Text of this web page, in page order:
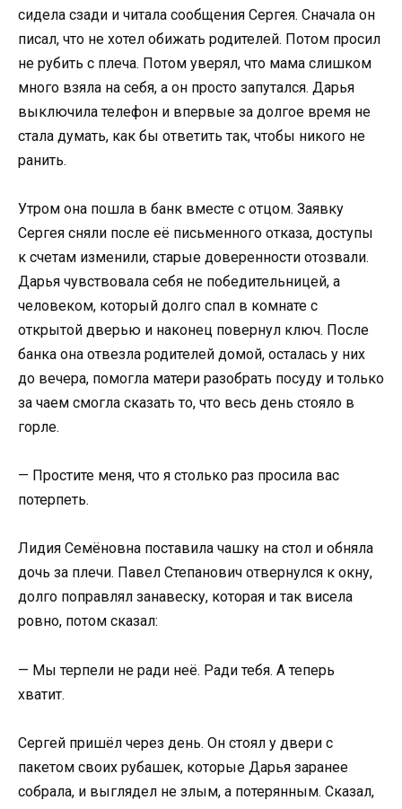
сидела сзади и читала сообщения Сергея. Сначала он
писал, что не хотел обижать родителей. Потом просил
не рубить с плеча. Потом уверял, что мама слишком
много взяла на себя, а он просто запутался. Дарья
выключила телефон и впервые за долгое время не
стала думать, как бы ответить так, чтобы никого не
ранить.
Утром она пошла в банк вместе с отцом. Заявку
Сергея сняли после её письменного отказа, доступы
к счетам изменили, старые доверенности отозвали.
Дарья чувствовала себя не победительницей, а
человеком, который долго спал в комнате с
открытой дверью и наконец повернул ключ. После
банка она отвезла родителей домой, осталась у них
до вечера, помогла матери разобрать посуду и только
за чаем смогла сказать то, что весь день стояло в
горле.
— Простите меня, что я столько раз просила вас
потерпеть.
Лидия Семёновна поставила чашку на стол и обняла
дочь за плечи. Павел Степанович отвернулся к окну,
долго поправлял занавеску, которая и так висела
ровно, потом сказал:
— Мы терпели не ради неё. Ради тебя. А теперь
хватит.
Сергей пришёл через день. Он стоял у двери с
пакетом своих рубашек, которые Дарья заранее
собрала, и выглядел не злым, а потерянным. Сказал,